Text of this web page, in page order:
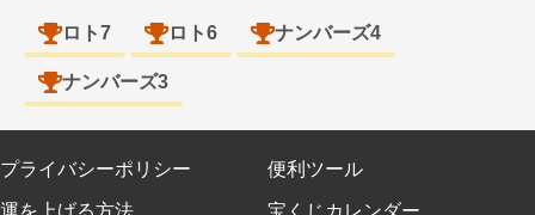
ロト7 ロト6 ナンバーズ4
ナンバーズ3
プライバシーポリシー 便利ツール
運を上げる方法 宝くじカレンダー